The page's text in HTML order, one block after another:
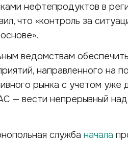
нефтепродуктов в
что «контроль за
ведомствам
направленного на
рынка с учетом
— вести непрерывный
служба начала